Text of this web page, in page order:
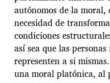
autónomos de la moral,
necesidad de
condiciones
así sea que las
representen a si
una moral platónica, al